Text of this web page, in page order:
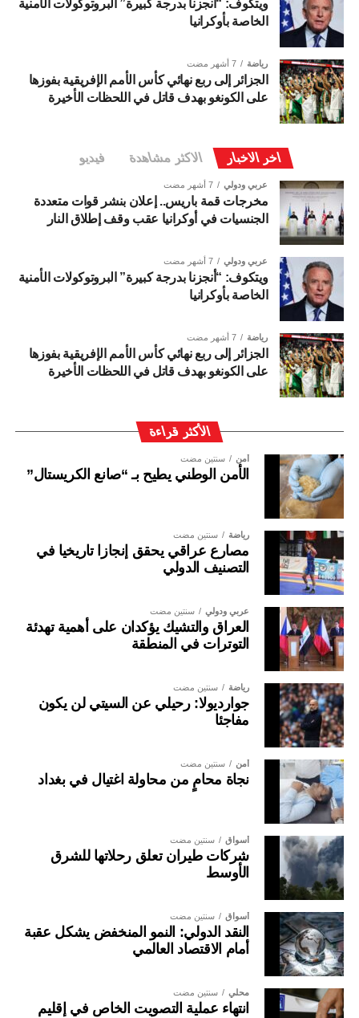
ويتكوف: “أنجزنا بدرجة كبيرة” البروتوكولات الأمنية
الخاصة بأوكرانيا
رياضة 7 أشهر مضت
الجزائر إلى ربع نهائي كأس الأمم الإفريقية بفوزها
على الكونغو بهدف قاتل في اللحظات الأخيرة
اخر الاخبار الاكثر مشاهدة فيديو
عربي ودولي 7 أشهر مضت
مخرجات قمة باريس.. إعلان بنشر قوات متعددة
الجنسيات في أوكرانيا عقب وقف إطلاق النار
عربي ودولي 7 أشهر مضت
ويتكوف: “أنجزنا بدرجة كبيرة” البروتوكولات الأمنية
الخاصة بأوكرانيا
رياضة 7 أشهر مضت
الجزائر إلى ربع نهائي كأس الأمم الإفريقية بفوزها
على الكونغو بهدف قاتل في اللحظات الأخيرة
الأكثر قراءة
أمن سنتين مضت
الأمن الوطني يطيح بـ “صانع الكريستال”
رياضة سنتين مضت
مصارع عراقي يحقق إنجازا تاريخيا في
التصنيف الدولي
عربي ودولي سنتين مضت
العراق والتشيك يؤكدان على أهمية تهدئة
التوترات في المنطقة
رياضة سنتين مضت
جوارديولا: رحيلي عن السيتي لن يكون
مفاجئا
أمن سنتين مضت
نجاة محامٍ من محاولة اغتيال في بغداد
أسواق سنتين مضت
شركات طيران تعلق رحلاتها للشرق
الأوسط
أسواق سنتين مضت
النقد الدولي: النمو المنخفض يشكل عقبة
أمام الاقتصاد العالمي
محلي سنتين مضت
انتهاء عملية التصويت الخاص في إقليم